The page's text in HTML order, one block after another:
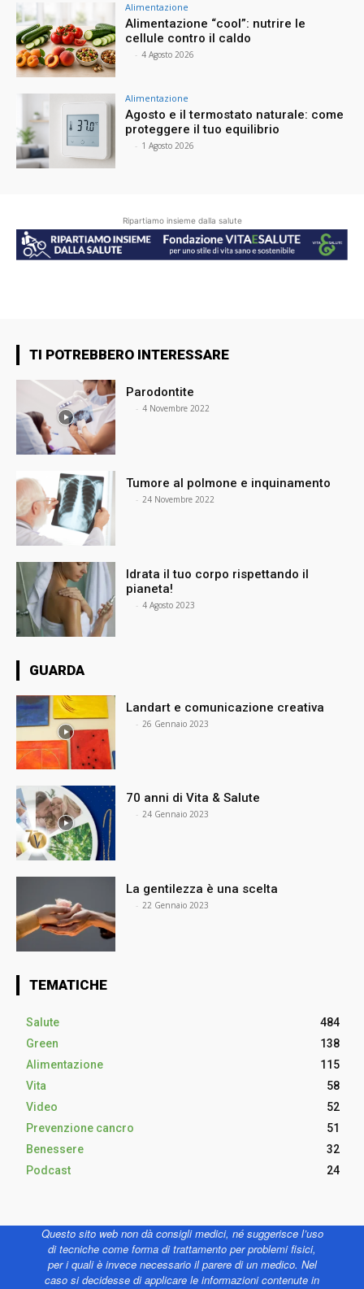
Alimentazione
Alimentazione “cool”: nutrire le
cellule contro il caldo
- 4 Agosto 2026
Alimentazione
Agosto e il termostato naturale: come
proteggere il tuo equilibrio
- 1 Agosto 2026
Ripartiamo insieme dalla salute
TI POTREBBERO INTERESSARE
Parodontite
- 4 Novembre 2022
Tumore al polmone e inquinamento
- 24 Novembre 2022
Idrata il tuo corpo rispettando il
pianeta!
- 4 Agosto 2023
GUARDA
Landart e comunicazione creativa
- 26 Gennaio 2023
70 anni di Vita & Salute
- 24 Gennaio 2023
La gentilezza è una scelta
- 22 Gennaio 2023
TEMATICHE
Salute
484
Green
138
Alimentazione
115
Vita
58
Video
52
Prevenzione cancro
51
Benessere
32
Podcast
24
Questo sito web non dà consigli medici, né suggerisce l’uso
di tecniche come forma di trattamento per problemi fisici,
per i quali è invece necessario il parere di un medico. Nel
caso si decidesse di applicare le informazioni contenute in